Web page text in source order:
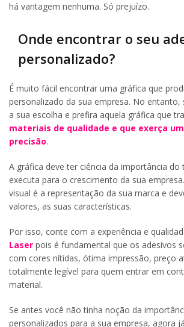
há vantagem nenhuma. Só prejuízo.
Onde encontrar o seu
personalizado?
É muito fácil encontrar uma gráfica que
personalizado da sua empresa. No entanto,
a sua escolha e prefira aquela gráfica que
materiais de qualidade e que exerça
precisão.
A gráfica deve ter ciência da importância do
executa para o crescimento da sua
visual é a representação da sua marca e
valores, as suas características.
Por isso, conte com a experiência e
Laser pois é fundamental que os adesivos
com cores nítidas, ótima impressão, preço
totalmente legível para quem entrar em
material.
Se antes você não tinha noção da
personalizados para a sua empresa, agora